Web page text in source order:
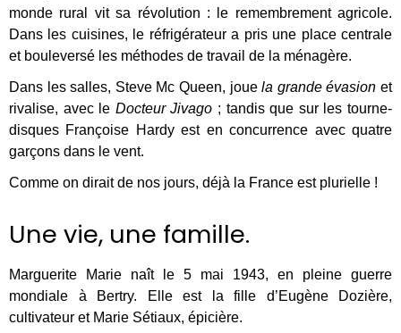
monde rural vit sa révolution : le remembrement agricole.
Dans les cuisines, le réfrigérateur a pris une place centrale
et bouleversé les méthodes de travail de la ménagère.
Dans les salles, Steve Mc Queen, jouela grande évasion et
rivalise, avec le Docteur Jivago ; tandis que sur les tourne-
disques Françoise Hardy est en concurrence avec quatre
garçons dans le vent.
Comme on dirait de nos jours, déjà la France est plurielle !
Une vie, une famille.
Marguerite Marie naît le 5 mai 1943, en pleine guerre
mondiale à Bertry. Elle est la fille d’Eugène Dozière,
cultivateur et Marie Sétiaux, épicière.